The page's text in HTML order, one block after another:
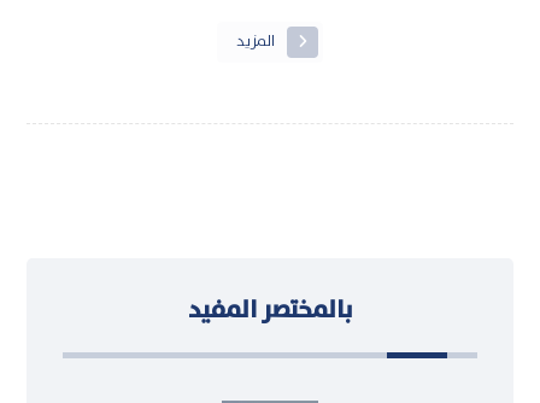
المزيد
بالمختصر المفيد